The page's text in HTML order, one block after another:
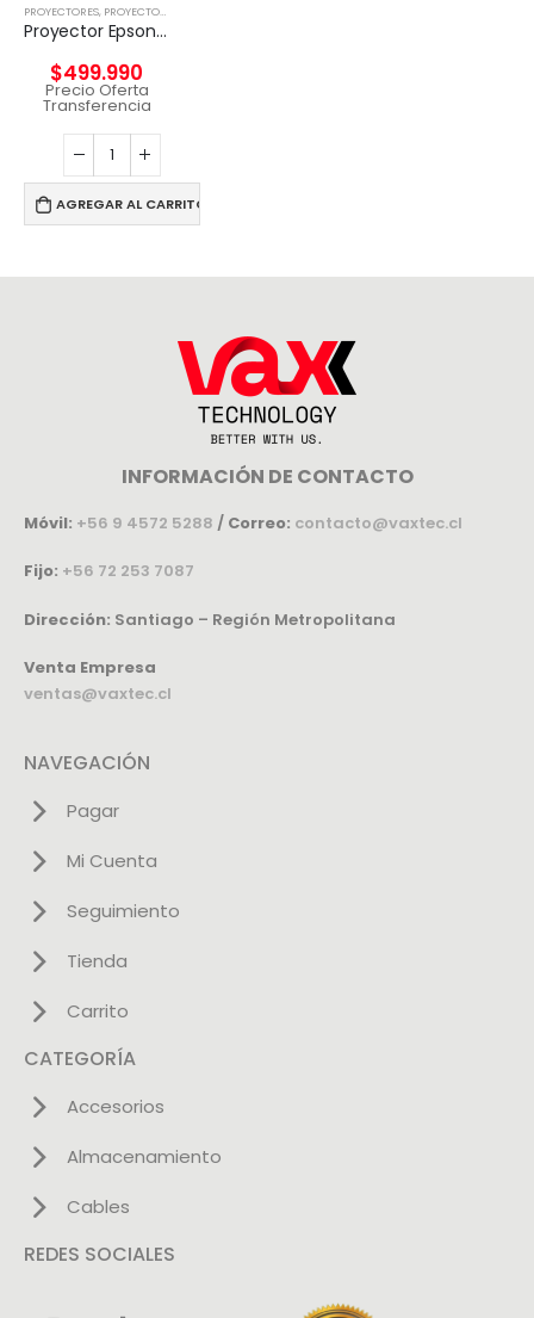
PROYECTORES, PROYECTORES Y TELONES
Proyector Epson PowerLite E20, 3LCD, XGA – 3400 Lúmenes
$499.990
Precio Oferta
Transferencia
AGREGAR AL CARRITO
INFORMACIÓN DE CONTACTO
Móvil: +56 9 4572 5288 / Correo: contacto@vaxtec.cl
Fijo: +56 72 253 7087
Dirección: Santiago – Región Metropolitana
Venta Empresa
ventas@vaxtec.cl
NAVEGACIÓN
Pagar
Mi Cuenta
Seguimiento
Tienda
Carrito
CATEGORÍA
Accesorios
Almacenamiento
Cables
REDES SOCIALES